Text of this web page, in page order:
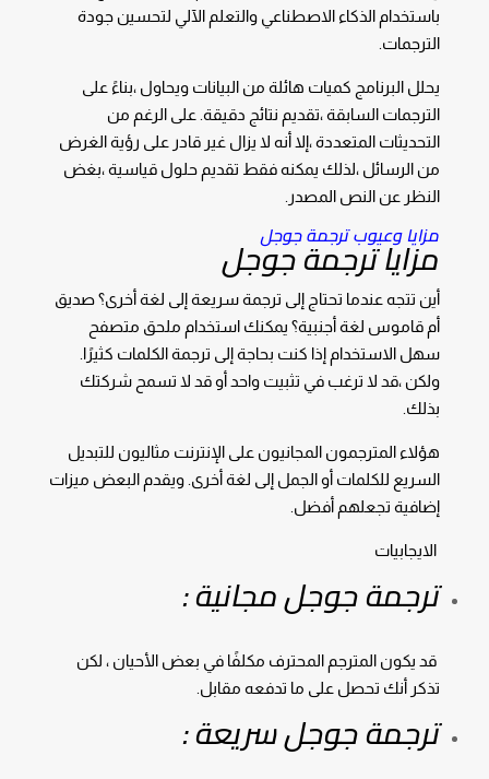
باستخدام الذكاء الاصطناعي والتعلم الآلي لتحسين جودة
الترجمات.
يحلل البرنامج كميات هائلة من البيانات ويحاول ،بناءً على
الترجمات السابقة ،تقديم نتائج دقيقة. على الرغم من
التحديثات المتعددة ،إلا أنه لا يزال غير قادر على رؤية الغرض
من الرسائل ،لذلك يمكنه فقط تقديم حلول قياسية ،بغض
النظر عن النص المصدر.
مزايا وعيوب ترجمةجوجل
مزايا ترجمة جوجل
أين تتجه عندما تحتاج إلى ترجمة سريعة إلى لغة أخرى؟ صديق
أم قاموس لغة أجنبية؟ يمكنك استخدام ملحق متصفح
سهل الاستخدام إذا كنت بحاجة إلى ترجمة الكلمات كثيرًا.
ولكن ،قد لا ترغب في تثبيت واحد أو قد لا تسمح شركتك
بذلك.
هؤلاء المترجمون المجانيون على الإنترنت مثاليون للتبديل
السريع للكلمات أو الجمل إلى لغة أخرى. ويقدم البعض ميزات
إضافية تجعلهم أفضل.
الايجابيات
ترجمة جوجل مجانية :
قد يكون المترجم المحترف مكلفًا في بعض الأحيان ، لكن
تذكر أنك تحصل على ما تدفعه مقابل.
ترجمة جوجل سريعة :